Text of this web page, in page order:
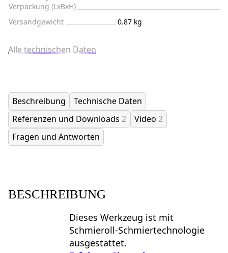
Verpackung (LxBxH)
Versandgewicht 0.87 kg
Alle technischen Daten
Beschreibung
Technische Daten
Referenzen und Downloads 2 Video 2
Fragen und Antworten
BESCHREIBUNG
Dieses Werkzeug ist mit
Schmieroll-Schmiertechnologie
ausgestattet.